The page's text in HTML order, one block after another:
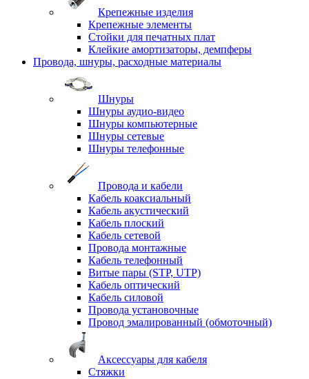
Крепежные изделия
Крепежные элементы
Стойки для печатных плат
Клейкие амортизаторы, демпферы
Провода, шнуры, расходные материалы
Шнуры
Шнуры аудио-видео
Шнуры компьютерные
Шнуры сетевые
Шнуры телефонные
Провода и кабели
Кабель коаксиальный
Кабель акустический
Кабель плоский
Кабель сетевой
Провода монтажные
Кабель телефонный
Витые пары (STP, UTP)
Кабель оптический
Кабель силовой
Провода установочные
Провод эмалированный (обмоточный)
Аксессуары для кабеля
Стяжки